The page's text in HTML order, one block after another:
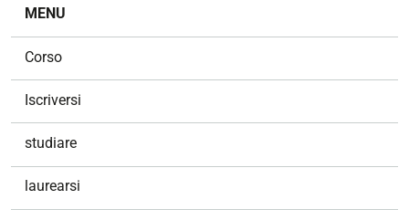
MENU
Corso
Iscriversi
studiare
laurearsi